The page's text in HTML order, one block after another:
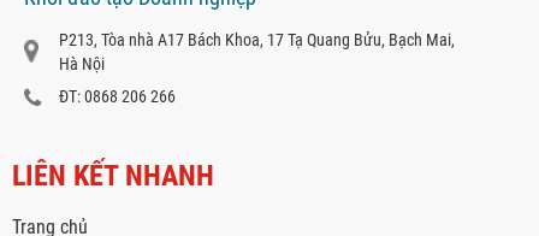
P213, Tòa nhà A17 Bách Khoa, 17 Tạ Quang Bửu, Bạch Mai,
Hà Nội
ĐT: 0868 206 266
LIÊN KẾT NHANH
Trang chủ